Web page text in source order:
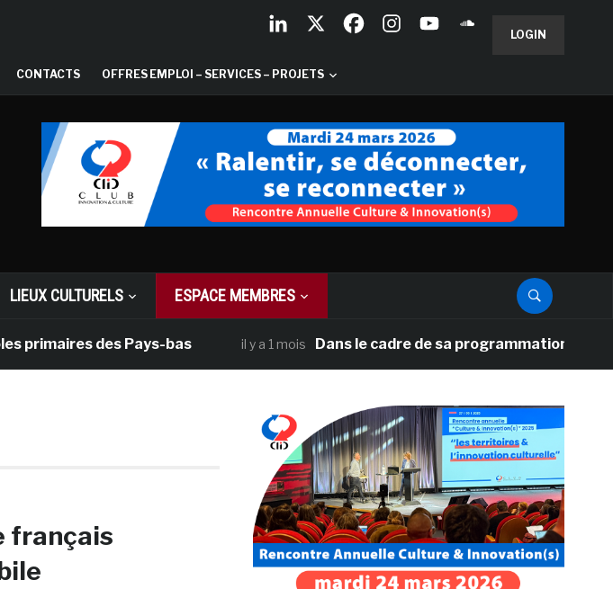
LOGIN
CONTACTS OFFRES EMPLOI – SERVICES – PROJETS
LIEUX CULTURELS ESPACE MEMBRES
des Pays-bas il y a 1 mois Dans le cadre de sa programmation
français